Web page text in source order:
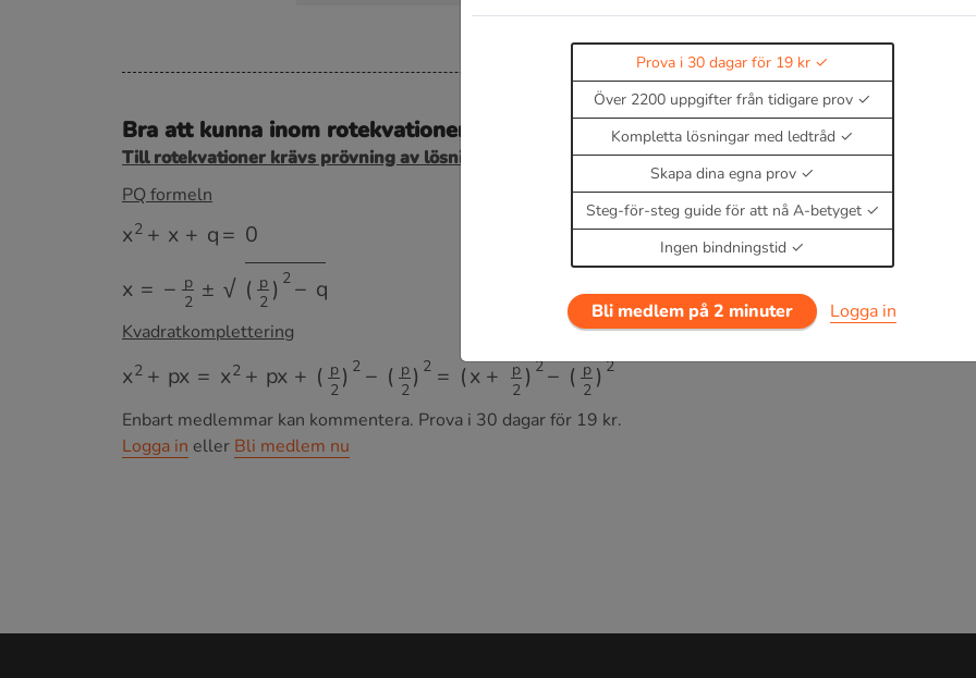
Bra att kunna inom rotekvationer
Till rotekvationer krävs prövning av lösningen!
PQ formeln
2
± ) 2 −q
Kvadratkomplettering
2 p 2 −(p2 = (x + )2−(p2)2
Enbart medlemmar kan kommentera. Prova i 30 dagar för 19 kr.
Logga in eller Bli medlem nu
Prova i 30 dagar för 19 kr
Över 2200 uppgifter från tidigare prov
Kompletta lösningar med ledtråd
Skapa dina egna prov
Steg-för-steg guide för att nå A-betyget
Ingen bindningstid
Bli medlem på 2 minuter Logga in